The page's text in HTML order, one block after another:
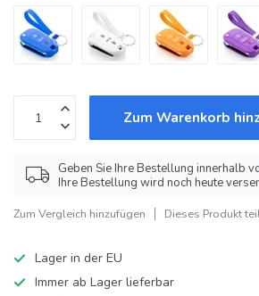
Zum Warenkorb
Geben Sie Ihre Bestellung innerhalb
Ihre Bestellung wird noch heute
Zum Vergleich hinzufügen Dieses Produkt
Lager in der EU
Immer ab Lager lieferbar